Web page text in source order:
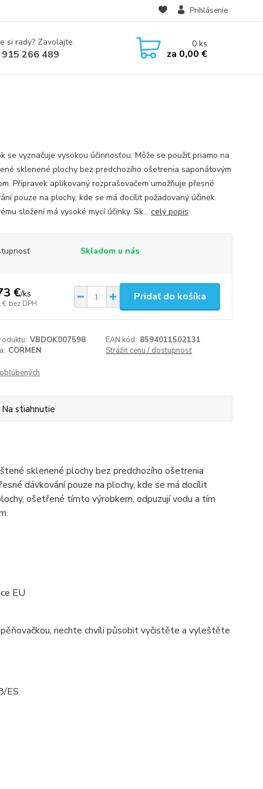
Prihlásenie
si rady? Zavolajte.
266 489
0ks
za 0,00 €
se vyznačuje vysokou účinnosťou. Môže se použiť priamo na
sklenené plochy bez predchozího ošetrenia saponátovým
Přípravek aplikovaný rozprašovačem umožňuje přesné
pouze na plochy, kde se má docílit požadovaný účinek.
složení má vysoké mycí účinky. Sk... celý popis
Skladom u nás
€/ks
€ bez DPH
Pridať do košíka
VBDOK007598 EAN kód: 8594011502131
CORMEN Strážiť cenu / dostupnosť
Na stiahnutie
sklenené plochy bez predchozího ošetrenia
dávkování pouze na plochy, kde se má docílit
ošetřené tímto výrobkem, odpuzují vodu a tím
EU
nechte chvíli působit vyčistěte a vyleštěte
ES.